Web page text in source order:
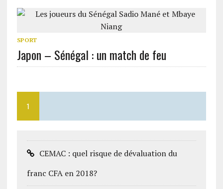
SPORT
Japon – Sénégal : un match de feu
1
CEMAC : quel risque de dévaluation du
franc CFA en 2018?